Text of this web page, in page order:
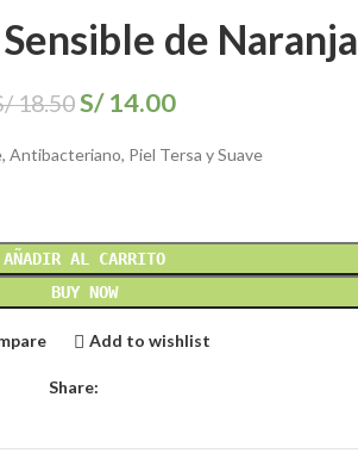
de Naranja
18.50S/14.00
Antibacteriano, Piel Tersa y Suave
AÑADIR AL CARRITO
BUY NOW
Add to wishlist
Share: